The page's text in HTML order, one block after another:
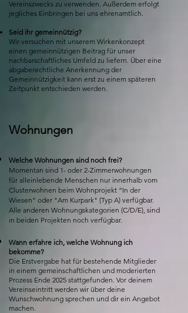
Vereinszwecks zu verwenden. Außerdem erfolgt
jegliches Einbringen bei uns ehrenamtlich.
Seid ihr gemeinnützig?
Wir versuchen mit unserem Wirkenkonzept
einen gemeinnützigen Beitrag für unser
nachbarschaftliches Umfeld zu liefern. Über eine
abgaberechtliche Anerkennung der
Gemeinnützigkeit kann erst zu einem späteren
Zeitpunkt entschieden werden.
Wohnungen
Welche Wohnungen sind noch frei?
Momentan sind 1- oder 2-Zimmerwohnungen
für alleinlebende Menschen nur innerhalb vom
Clusterwohnen beim Wohnprojekt “In der
Wiesen” oder "Am Kurpark" (Typ A) verfügbar.
Alle anderen Wohnungskategorien (C/D/E), sind
in beiden Projekten noch verfügbar.
Wann erfahre ich, welche Wohnung ich
bekomme?
Die Erstvergabe hat für bestehende Mitglieder
in einem gemeinschaftlichen und moderierten
Prozess Ende 2025 stattgefunden. Vor deinem
Vereinseintritt werden wir über deine
Wunschwohnung sprechen und dir ein Angebot
machen.